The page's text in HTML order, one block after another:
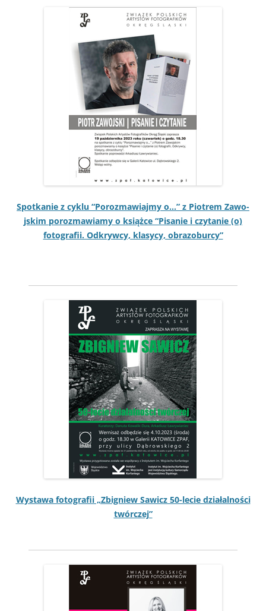
Spotkanie z cyk­lu “Poroz­maw­ia­jmy o…” z Piotrem Zawo­
jskim poroz­maw­iamy o książce “Pisanie i czy­tanie (o)
fotografii. Odkry­w­cy, klasy­cy, obrazoburcy”
Wys­tawa fotografii „Zbig­niew Saw­icz 50-lecie dzi­ałal­noś­ci
twórczej”